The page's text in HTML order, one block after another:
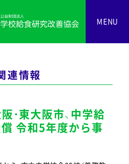
MENU
連情報
・東大阪市、中学給
令和5年度から事